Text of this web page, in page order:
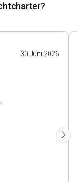
30 Juni 2026